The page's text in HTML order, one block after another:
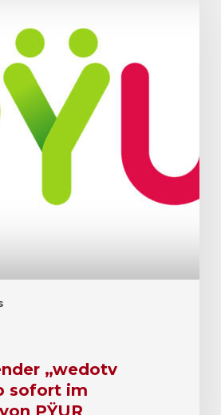
„wedotv
sofort im